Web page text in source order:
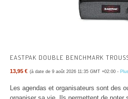
EASTPAK DOUBLE BENCHMARK
13,95 € (à date de 9 août 2026 11:35 GMT +02:00 -
Les agendas et organisateurs sont des